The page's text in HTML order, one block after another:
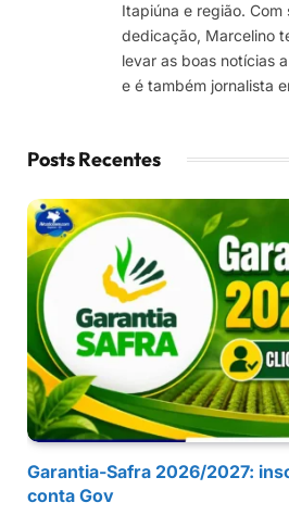
Itapiúna e região.
dedicação, Marcelino
levar as boas notícias
e é também jornalista
Posts Recentes
Garantia-Safra 2026/2027:
conta Gov